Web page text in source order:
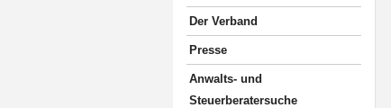
Der Verband
Presse
Anwalts- und
Steuerberatersuche